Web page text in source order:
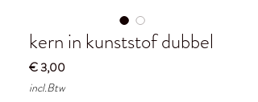
kern in kunststof dubbel
€ 3,00Prijs
incl.Btw